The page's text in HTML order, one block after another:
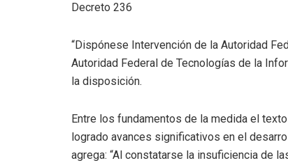
Decreto 236
“Dispónese Intervención de la Autoridad
Autoridad Federal de Tecnologías de la
la disposición.
Entre los fundamentos de la medida el
logrado avances significativos en el
agrega: “Al constatarse la insuficiencia de